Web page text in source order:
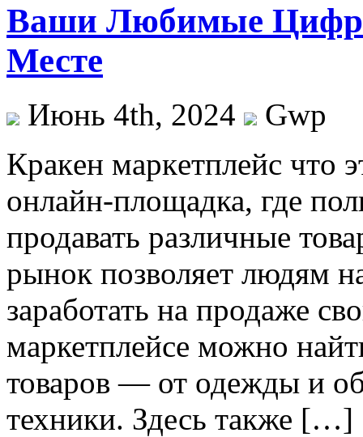
Ваши Любимые
Месте
Июнь 4th, 2024
Gwp
Крaкeн мaркeтплeйс чтo
онлайн-площадка, где
продавать различные
рынок позволяет людям
заработать на продаже
маркетплейсе можно
товаров — от одежды и
техники. Здесь также […]